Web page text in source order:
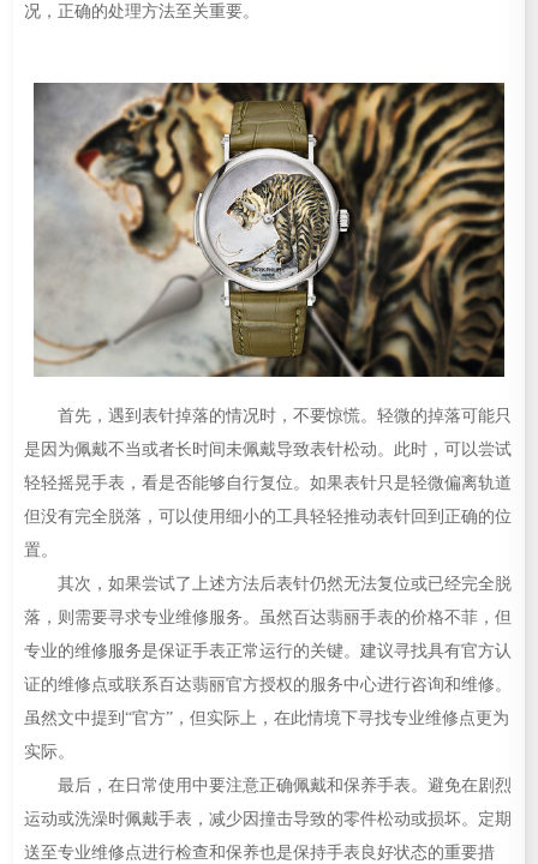
况，正确的处理方法至关重要。
首先，遇到表针掉落的情况时，不要惊慌。轻微的掉落可能只
是因为佩戴不当或者长时间未佩戴导致表针松动。此时，可以尝试
轻轻摇晃手表，看是否能够自行复位。如果表针只是轻微偏离轨道
但没有完全脱落，可以使用细小的工具轻轻推动表针回到正确的位
置。
其次，如果尝试了上述方法后表针仍然无法复位或已经完全脱
落，则需要寻求专业维修服务。虽然百达翡丽手表的价格不菲，但
专业的维修服务是保证手表正常运行的关键。建议寻找具有官方认
证的维修点或联系百达翡丽官方授权的服务中心进行咨询和维修。
虽然文中提到“官方”，但实际上，在此情境下寻找专业维修点更为
实际。
最后，在日常使用中要注意正确佩戴和保养手表。避免在剧烈
运动或洗澡时佩戴手表，减少因撞击导致的零件松动或损坏。定期
送至专业维修点进行检查和保养也是保持手表良好状态的重要措